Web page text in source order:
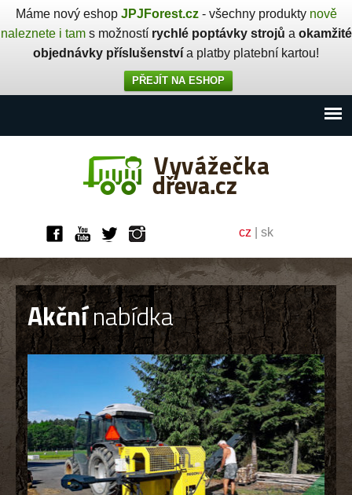
Máme nový eshop JPJForest.cz- všechny produkty nově
naleznete i tams možností rychlé poptávky strojů a okamžité
objednávky příslušenství a platby platební kartou!
PŘEJÍT NA ESHOP
cz sk
Akčnínabídka